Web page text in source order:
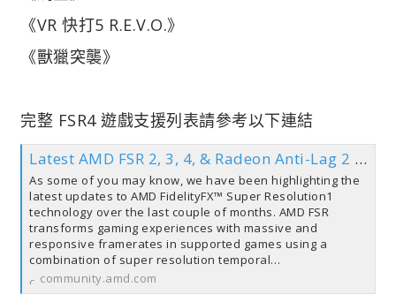
《VR 快打5 R.E.V.O.》
《獸獵突襲》
完整 FSR4 遊戲支援列表請參考以下連結
Latest AMD FSR 2, 3, 4, & Radeon Anti-Lag 2 Supported Games List
As some of you may know, we have been highlighting the
latest updates to AMD FidelityFX™ Super Resolution1
technology over the last couple of months. AMD FSR
transforms gaming experiences with massive and
responsive framerates in supported games using a
combination of super resolution temporal…
community.amd.com